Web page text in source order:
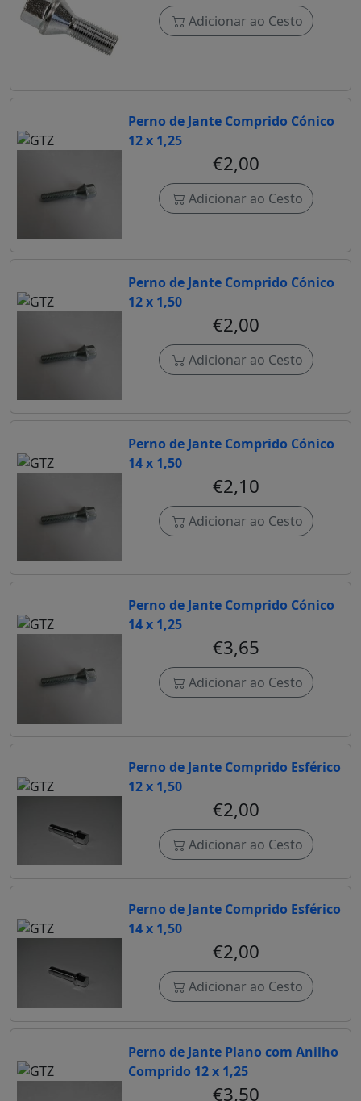
Adicionar ao Cesto
Perno de Jante Comprido Cónico
12 x 1,25
€2,00
Adicionar ao Cesto
Perno de Jante Comprido Cónico
12 x 1,50
€2,00
Adicionar ao Cesto
Perno de Jante Comprido Cónico
14 x 1,50
€2,10
Adicionar ao Cesto
Perno de Jante Comprido Cónico
14 x 1,25
€3,65
Adicionar ao Cesto
Perno de Jante Comprido Esférico
12 x 1,50
€2,00
Adicionar ao Cesto
Perno de Jante Comprido Esférico
14 x 1,50
€2,00
Adicionar ao Cesto
Perno de Jante Plano com Anilho
Comprido 12 x 1,25
€3,50